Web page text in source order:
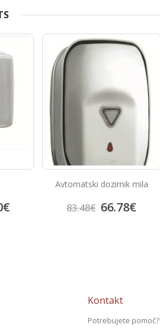
€
Jet sušilec za roke
997.50€ 798.00€
Kontakt
Potrebujete pomoč?